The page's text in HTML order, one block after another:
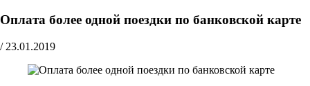
Оплата более одной поездки по банковской карте
/ 23.01.2019